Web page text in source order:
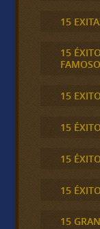
15
15
15
15
15
15
15